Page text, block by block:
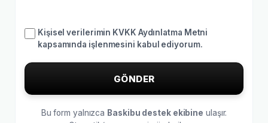
Kişisel verilerimin KVKK Aydınlatma Metni
kapsamında işlenmesini kabul ediyorum.
GÖNDER
Bu form yalnızca Baskibu destek ekibine ulaşır.